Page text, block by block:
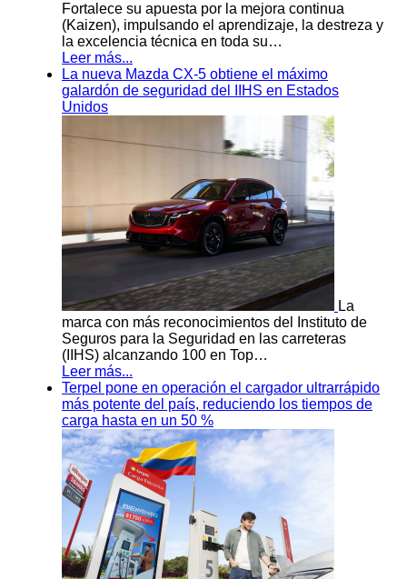
Fortalece su apuesta por la mejora continua
(Kaizen), impulsando el aprendizaje, la destreza y
la excelencia técnica en toda su…
Leer más...
La nueva Mazda CX-5 obtiene el máximo
galardón de seguridad del IIHS en Estados
Unidos
La
marca con más reconocimientos del Instituto de
Seguros para la Seguridad en las carreteras
(IIHS) alcanzando 100 en Top…
Leer más...
Terpel pone en operación el cargador ultrarrápido
más potente del país, reduciendo los tiempos de
carga hasta en un 50 %